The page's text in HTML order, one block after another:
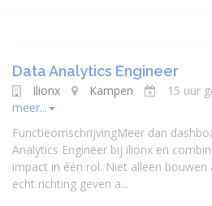
Data Analytics Engineer
Ilionx Kampen 15 uur
meer...
FunctieomschrijvingMeer dan
Analytics Engineer bij ilionx en
impact in één rol. Niet alleen
echt richting geven a...